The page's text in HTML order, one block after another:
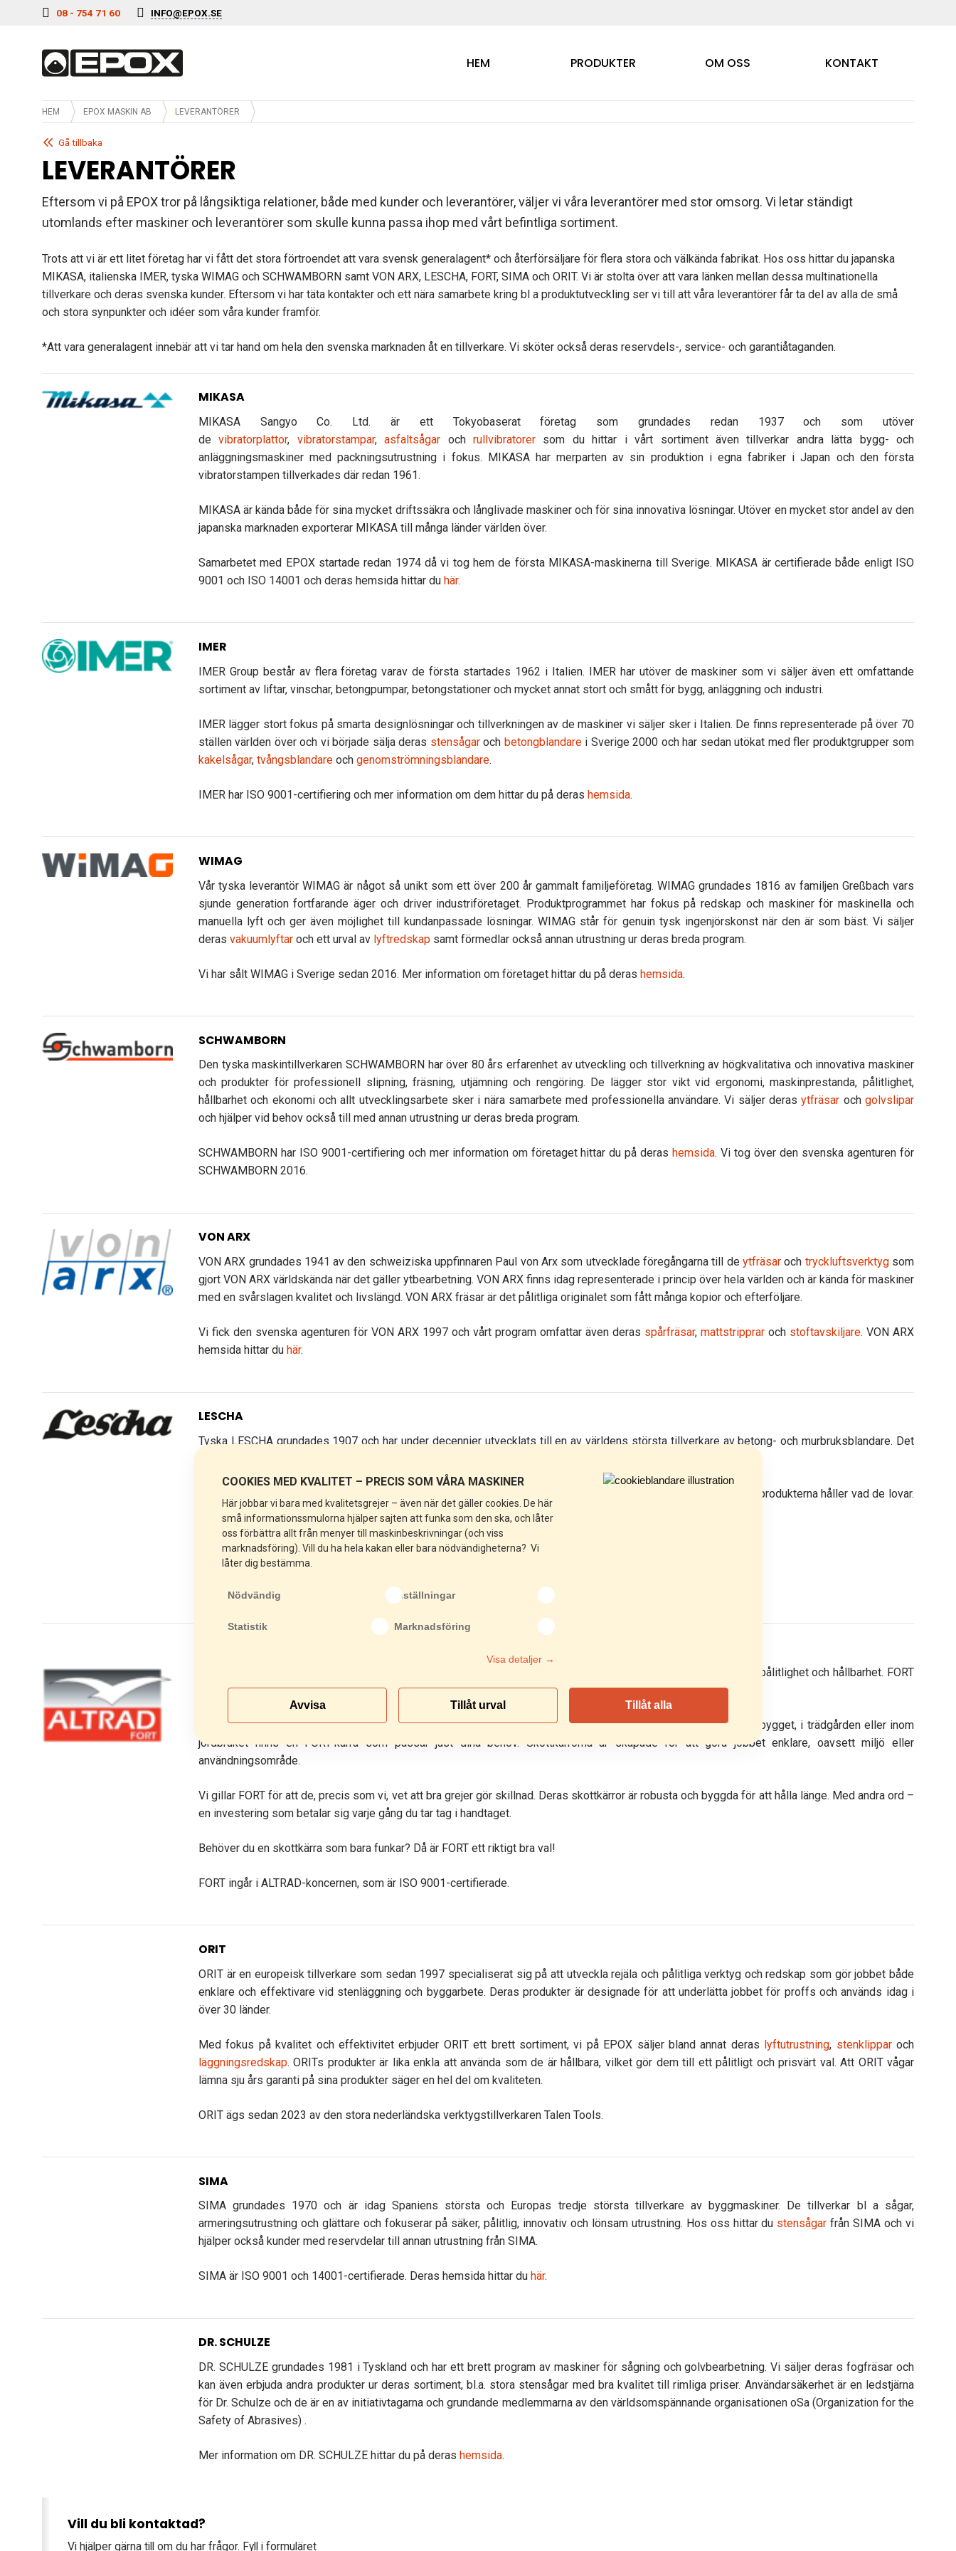
COOKIES MED KVALITET – PRECIS SOM VÅRA MASKINER
Här jobbar vi bara med kvalitetsgrejer – även när det gäller cookies. De här
små informationssmulorna hjälper sajten att funka som den ska, och låter
oss förbättra allt från menyer till maskinbeskrivningar (och viss
marknadsföring). Vill du ha hela kakan eller bara nödvändigheterna? Vi
låter dig bestämma.
Nödvändig Inställningar
Statistik Marknadsföring
Visa detaljer →
Avvisa Tillåt urval Tillåt alla
Hoppa till innehåll
08 - 754 71 60 INFO@EPOX.SE
HEM PRODUKTER OM OSS KONTAKT
HEM EPOX MASKIN AB LEVERANTÖRER
Gå tillbaka
LEVERANTÖRER
Eftersom vi på EPOX tror på långsiktiga relationer, både med kunder och leverantörer, väljer vi våra leverantörer med stor omsorg. Vi letar ständigt
utomlands efter maskiner och leverantörer som skulle kunna passa ihop med vårt befintliga sortiment.
Trots att vi är ett litet företag har vi fått det stora förtroendet att vara svensk generalagent* och återförsäljare för flera stora och välkända fabrikat. Hos oss hittar du japanska
MIKASA, italienska IMER, tyska WIMAG och SCHWAMBORN samt VON ARX, LESCHA, FORT, SIMA och ORIT. Vi är stolta över att vara länken mellan dessa multinationella
tillverkare och deras svenska kunder. Eftersom vi har täta kontakter och ett nära samarbete kring bl a produktutveckling ser vi till att våra leverantörer får ta del av alla de små
och stora synpunkter och idéer som våra kunder framför.
*Att vara generalagent innebär att vi tar hand om hela den svenska marknaden åt en tillverkare. Vi sköter också deras reservdels-, service- och garantiåtaganden.
MIKASA
MIKASA Sangyo Co. Ltd. är ett Tokyobaserat företag som grundades redan 1937 och som utöver
devibratorplattor, vibratorstampar,asfaltsågar och rullvibratorer som du hittar i vårt sortiment även tillverkar andra lätta bygg- och
anläggningsmaskiner med packningsutrustning i fokus. MIKASA har merparten av sin produktion i egna fabriker i Japan och den första
vibratorstampen tillverkades där redan 1961.
MIKASA är kända både för sina mycket driftssäkra och långlivade maskiner och för sina innovativa lösningar. Utöver en mycket stor andel av den
japanska marknaden exporterar MIKASA till många länder världen över.
Samarbetet med EPOX startade redan 1974 då vi tog hem de första MIKASA-maskinerna till Sverige. MIKASA är certifierade både enligt ISO
9001 och ISO 14001 och deras hemsida hittar du här.
IMER
IMER Group består av flera företag varav de första startades 1962 i Italien. IMER har utöver de maskiner som vi säljer även ett omfattande
sortiment av liftar, vinschar, betongpumpar, betongstationer och mycket annat stort och smått för bygg, anläggning och industri.
IMER lägger stort fokus på smarta designlösningar och tillverkningen av de maskiner vi säljer sker i Italien. De finns representerade på över 70
ställen världen över och vi började sälja deras stensågaroch betongblandarei Sverige 2000 och har sedan utökat med fler produktgrupper som
kakelsågar, tvångsblandareoch genomströmningsblandare.
IMER har ISO 9001-certifiering och mer information om dem hittar du på deras hemsida.
WIMAG
Vår tyska leverantör WIMAG är något så unikt som ett över 200 år gammalt familjeföretag. WIMAG grundades 1816 av familjen Greßbach vars
sjunde generation fortfarande äger och driver industriföretaget. Produktprogrammet har fokus på redskap och maskiner för maskinella och
manuella lyft och ger även möjlighet till kundanpassade lösningar. WIMAG står för genuin tysk ingenjörskonst när den är som bäst. Vi säljer
deras vakuumlyftaroch ett urval av lyftredskapsamt förmedlar också annan utrustning ur deras breda program.
Vi har sålt WIMAG i Sverige sedan 2016. Mer information om företaget hittar du på deras hemsida.
SCHWAMBORN
Den tyska maskintillverkaren SCHWAMBORN har över 80 års erfarenhet av utveckling och tillverkning av högkvalitativa och innovativa maskiner
och produkter för professionell slipning, fräsning, utjämning och rengöring. De lägger stor vikt vid ergonomi, maskinprestanda, pålitlighet,
hållbarhet och ekonomi och allt utvecklingsarbete sker i nära samarbete med professionella användare. Vi säljer derasytfräsar och golvslipar
och hjälper vid behov också till med annan utrustning ur deras breda program.
SCHWAMBORN har ISO 9001-certifiering och mer information om företaget hittar du på deras hemsida. Vi tog över den svenska agenturen för
SCHWAMBORN 2016.
VON ARX
VON ARX grundades 1941 av den schweiziska uppfinnaren Paul von Arx som utvecklade föregångarna till deytfräsar och tryckluftsverktygsom
gjort VON ARX världskända när det gäller ytbearbetning. VON ARX finns idag representerade i princip över hela världen och är kända för maskiner
med en svårslagen kvalitet och livslängd. VON ARX fräsar är det pålitliga originalet som fått många kopior och efterföljare.
Vi fick den svenska agenturen för VON ARX 1997 och vårt program omfattar även deras spårfräsar, mattstrippraroch stoftavskiljare. VON ARX
hemsida hittar du här.
LESCHA
Tyska LESCHA grundades 1907 och har under decennier utvecklats till en av världens största tillverkare av betong- och murbruksblandare. Det
Vi gillar Lescha för att de inte krånglar till det. De har en lång historia av att leverera kvalitet och ser alltid till att produkterna håller vad de lovar.
Det är precis så vi vill ha det!
Vi säljer LESCHAStvångsblandareoch kan hjälpa till med delar till deras andra maskiner.
från nederländska FORT – ett namn som för många blivit synonymt med pålitlighet och hållbarhet. FORT
har tillverkat skottkärror i över 70 år, hjälpmedel som klarar både vardagsslitet och de där riktigt tuffa jobben.
Alla skottkärror tillverkas i Tiel, Nederländerna, med en fingertoppskänsla för detaljer. Oavsett om du jobbar på bygget, i trädgården eller inom
jordbruket finns en FORT-kärra som passar just dina behov. Skottkärrorna är skapade för att göra jobbet enklare, oavsett miljö eller
användningsområde.
Vi gillar FORT för att de, precis som vi, vet att bra grejer gör skillnad. Deras skottkärror är robusta och byggda för att hålla länge. Med andra ord –
en investering som betalar sig varje gång du tar tag i handtaget.
Behöver du en skottkärra som bara funkar? Då är FORT ett riktigt bra val!
FORT ingår i ALTRAD-koncernen, som är ISO 9001-certifierade.
ORIT
ORIT är en europeisk tillverkare som sedan 1997 specialiserat sig på att utveckla rejäla och pålitliga verktyg och redskap som gör jobbet både
enklare och effektivare vid stenläggning och byggarbete. Deras produkter är designade för att underlätta jobbet för proffs och används idag i
över 30 länder.
Med fokus på kvalitet och effektivitet erbjuder ORIT ett brett sortiment, vi på EPOX säljer bland annat deras lyftutrustning, stenklipparoch
läggningsredskap. ORITs produkter är lika enkla att använda som de är hållbara, vilket gör dem till ett pålitligt och prisvärt val. Att ORIT vågar
lämna sju års garanti på sina produkter säger en hel del om kvaliteten.
ORIT ägs sedan 2023 av den stora nederländska verktygstillverkaren Talen Tools.
SIMA
SIMA grundades 1970 och är idag Spaniens största och Europas tredje största tillverkare av byggmaskiner. De tillverkar bl a sågar,
armeringsutrustning och glättare och fokuserar på säker, pålitlig, innovativ och lönsam utrustning. Hos oss hittar du stensågar från SIMA och vi
hjälper också kunder med reservdelar till annan utrustning från SIMA.
SIMA är ISO 9001 och 14001-certifierade. Deras hemsida hittar du här.
DR. SCHULZE
DR. SCHULZE grundades 1981 i Tyskland och har ett brett program av maskiner för sågning och golvbearbetning. Vi säljer deras fogfräsar och
kan även erbjuda andra produkter ur deras sortiment, bl.a. stora stensågar med bra kvalitet till rimliga priser. Användarsäkerhet är en ledstjärna
för Dr. Schulze och de är en av initiativtagarna och grundande medlemmarna av den världsomspännande organisationen oSa (Organization for the
Safety of Abrasives) .
Mer information om DR. SCHULZE hittar du på deras hemsida.
Vill du bli kontaktad?
Vi hjälper gärna till om du har frågor. Fyll i formuläret